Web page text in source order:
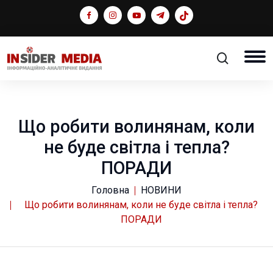
Що робити волинянам, коли
не буде світла і тепла?
ПОРАДИ
Головна
НОВИНИ
Що робити волинянам, коли не буде світла і тепла?
ПОРАДИ